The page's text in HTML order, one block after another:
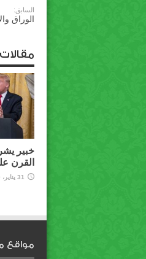
السابق:
الوراق
خبير
القرن
31 يناير، 2020
مواقع